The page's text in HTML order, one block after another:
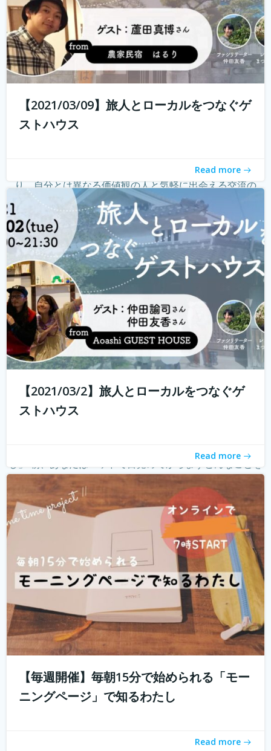
【2021/03/09】旅人とローカルをつなぐゲ
ストハウス
Read more
ゲストハウス。 ローカルな情報が集まる旅先の入り口であ
り、自分とは異なる価値観の人と気軽に出会える交流の
場。 しかし、コロナウィルスの影響で、交流できるゲスト
ハウスに実際に行けることが少なくなり、寂しく感じてい
る旅人もたくさんいらっしゃると...続きを読む
【2021/03/2】旅人とローカルをつなぐゲ
ストハウス
Read more
考えていますか？ 「今日やることってなんだったっけ？」
「とりあえず用事を済ませないと」 起きたときに思い出す
ことのなかでどれくらいが「...続きを読む
【毎週開催】毎朝15分で始められる「モー
ニングページ」で知るわたし
Read more
ちそうが詰まった１箱がおうちに届く。「旅のしおり」も